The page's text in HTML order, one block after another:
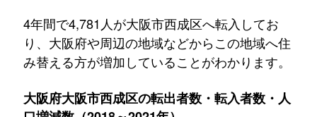
4年間で4,781人が大阪市西成区へ転入してお
り、大阪府や周辺の地域などからこの地域へ住
み替える方が増加していることがわかります。
大阪府大阪市西成区の転出者数・転入者数・人